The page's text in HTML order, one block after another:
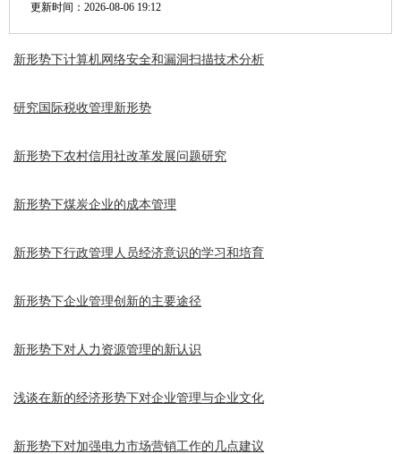
更新时间： 2026-08-06 19:12
新形势下计算机网络安全和漏洞扫描技术分析
研究国际税收管理新形势
新形势下农村信用社改革发展问题研究
新形势下煤炭企业的成本管理
新形势下行政管理人员经济意识的学习和培育
新形势下企业管理创新的主要途径
新形势下对人力资源管理的新认识
浅谈在新的经济形势下对企业管理与企业文化
新形势下对加强电力市场营销工作的几点建议